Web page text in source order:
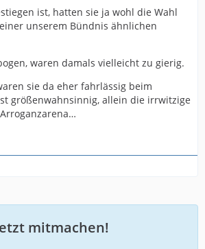
ist, hatten sie ja wohl die Wahl
unserem Bündnis ähnlichen
waren damals vielleicht zu gierig.
sie da eher fahrlässig beim
größenwahnsinnig, allein die irrwitzige
mitmachen!